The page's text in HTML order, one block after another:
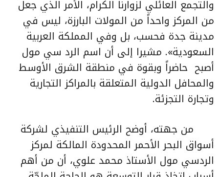
والتجمع العائلي لزوارنا الكرام، الأمر الذي جعل
من المركز واحداً من المولات البارزة، ليس في
مدينة جدة فحسب، بل وفي المملكة العربية
السعودية». مشيرا إلى أن اسم الرد سي مول
أصبح حاضراً وبقوة في منطقة الشرق الأوسط
والمحافل الدولية المتعلقة بالمراكز التجارية
وتجارة التجزئة.
من جهته، أوضح الرئيس التنفيذي لشركة
أسواق البحر الأحمر المحدودة المالكة لمركز
الردسي مول الأستاذ محمد علوي، أن من أهم